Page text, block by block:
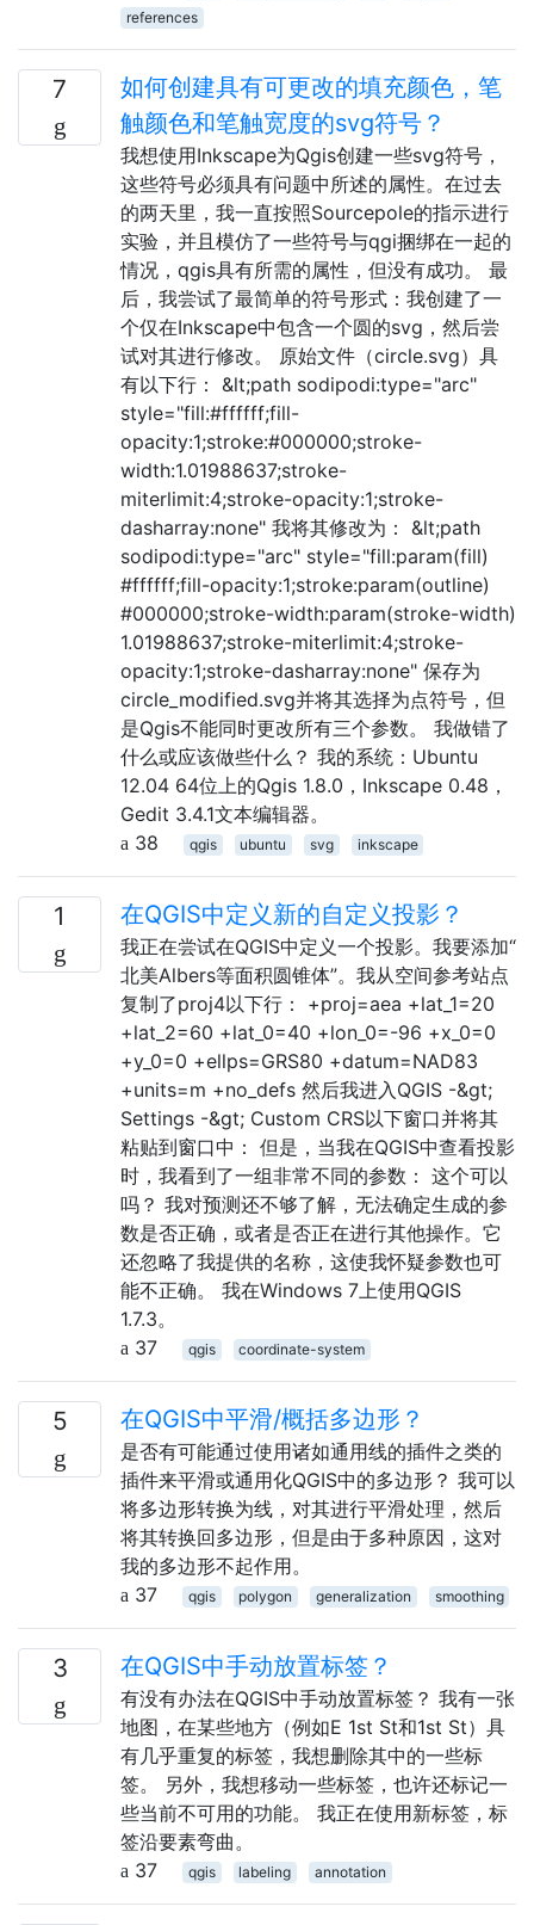
references
7
如何创建具有可更改的填充颜色，笔
触颜色和笔触宽度的svg符号？
我想使用Inkscape为Qgis创建一些svg符号，
这些符号必须具有问题中所述的属性。在过去
的两天里，我一直按照Sourcepole的指示进行
实验，并且模仿了一些符号与qgi捆绑在一起的
情况，qgis具有所需的属性，但没有成功。 最
后，我尝试了最简单的符号形式：我创建了一
个仅在Inkscape中包含一个圆的svg，然后尝
试对其进行修改。 原始文件（circle.svg）具
有以下行： &lt;path sodipodi:type="arc"
style="fill:#ffffff;fill-
opacity:1;stroke:#000000;stroke-
width:1.01988637;stroke-
miterlimit:4;stroke-opacity:1;stroke-
dasharray:none" 我将其修改为： &lt;path
sodipodi:type="arc" style="fill:param(fill)
#ffffff;fill-opacity:1;stroke:param(outline)
#000000;stroke-width:param(stroke-width)
1.01988637;stroke-miterlimit:4;stroke-
opacity:1;stroke-dasharray:none" 保存为
circle_modified.svg并将其选择为点符号，但
是Qgis不能同时更改所有三个参数。 我做错了
什么或应该做些什么？ 我的系统：Ubuntu
12.04 64位上的Qgis 1.8.0，Inkscape 0.48，
Gedit 3.4.1文本编辑器。
38
qgis ubuntu svg inkscape
1 在QGIS中定义新的自定义投影？
我正在尝试在QGIS中定义一个投影。我要添加“
北美Albers等面积圆锥体”。我从空间参考站点
复制了proj4以下行： +proj=aea +lat_1=20
+lat_2=60 +lat_0=40 +lon_0=-96 +x_0=0
+y_0=0 +ellps=GRS80 +datum=NAD83
+units=m +no_defs 然后我进入QGIS -&gt;
Settings -&gt; Custom CRS以下窗口并将其
粘贴到窗口中： 但是，当我在QGIS中查看投影
时，我看到了一组非常不同的参数： 这个可以
吗？ 我对预测还不够了解，无法确定生成的参
数是否正确，或者是否正在进行其他操作。它
还忽略了我提供的名称，这使我怀疑参数也可
能不正确。 我在Windows 7上使用QGIS
1.7.3。
37
qgis coordinate-system
5 在QGIS中平滑/概括多边形？
是否有可能通过使用诸如通用线的插件之类的
插件来平滑或通用化QGIS中的多边形？ 我可以
将多边形转换为线，对其进行平滑处理，然后
将其转换回多边形，但是由于多种原因，这对
我的多边形不起作用。
37
qgis polygon generalization smoothing
3 在QGIS中手动放置标签？
有没有办法在QGIS中手动放置标签？ 我有一张
地图，在某些地方（例如E 1st St和1st St）具
有几乎重复的标签，我想删除其中的一些标
签。 另外，我想移动一些标签，也许还标记一
些当前不可用的功能。 我正在使用新标签，标
签沿要素弯曲。
37
qgis labeling annotation